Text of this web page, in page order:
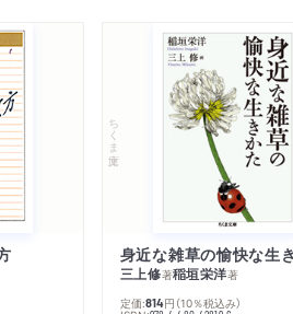
ちくま文庫
身近な雑草の愉快な生
三上修著稲垣栄洋著
定価:814円 （10％税込み）